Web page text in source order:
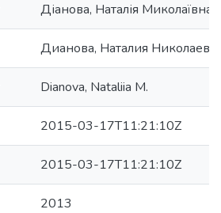
Діанова, Наталія Миколаївна
Дианова, Наталия
Dianova, Nataliia M.
2015-03-17T11:21:10Z
2015-03-17T11:21:10Z
2013